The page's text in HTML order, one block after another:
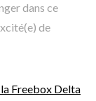
dans ce
de
Freebox Delta